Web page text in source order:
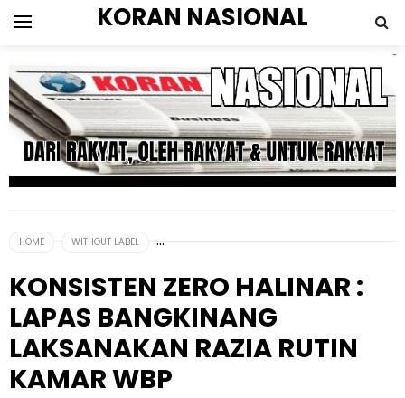
KORAN NASIONAL
HOME WITHOUT LABEL
KONSISTEN ZERO HALINAR :
LAPAS BANGKINANG
LAKSANAKAN RAZIA RUTIN
KAMAR WBP